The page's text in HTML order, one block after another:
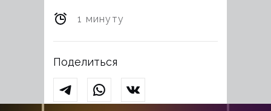
1 минуту
Поделиться